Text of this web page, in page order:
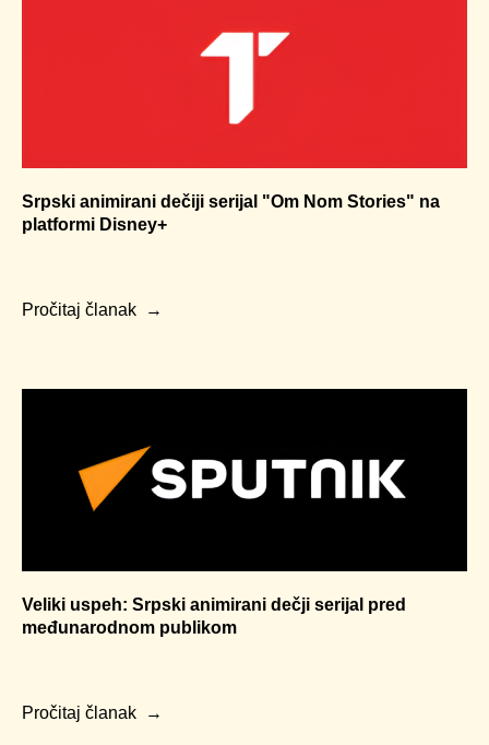
Srpski animirani dečiji serijal "Om Nom Stories" na
platformi Disney+
Pročitaj članak
Veliki uspeh: Srpski animirani dečji serijal pred
međunarodnom publikom
Pročitaj članak